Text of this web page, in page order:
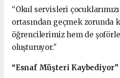
“Okul servisleri
ortasından geçmek zorunda
öğrencilerimiz hem de
oluşturuyor.”
“Esnaf Müşteri Kaybediyor”